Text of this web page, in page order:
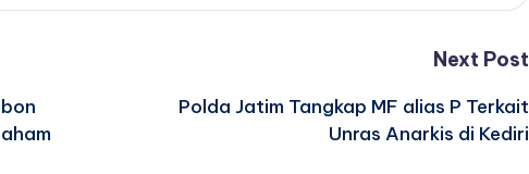
Next Post
Polda Jatim Tangkap MF alias P Terkait
Unras Anarkis di Kediri